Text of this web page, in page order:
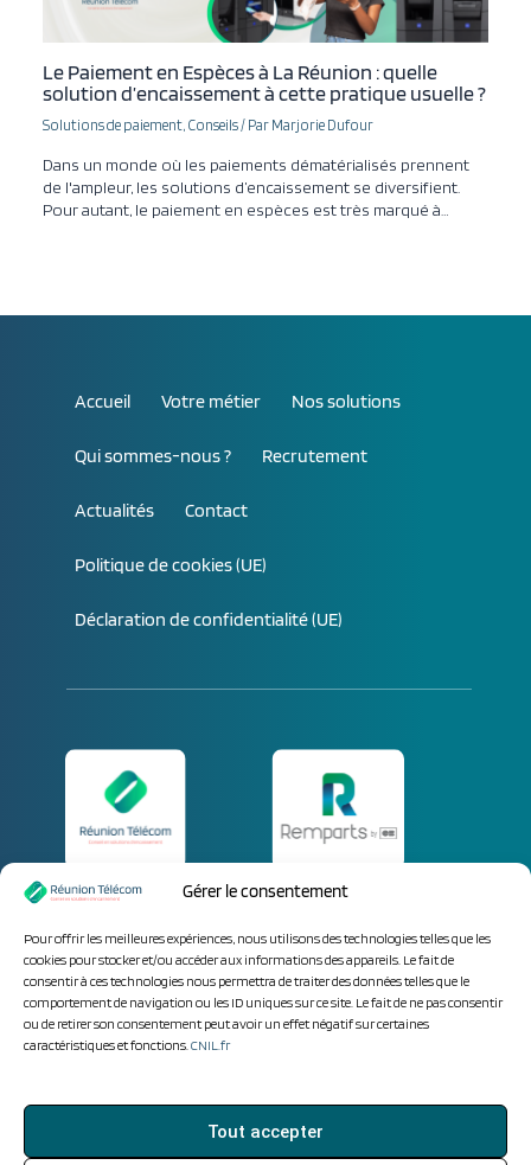
Gérer le consentement
Pour offrir les meilleures expériences, nous utilisons des technologies telles que les
cookies pour stocker et/ou accéder aux informations des appareils. Le fait de
consentir à ces technologies nous permettra de traiter des données telles que le
comportement de navigation ou les ID uniques sur ce site. Le fait de ne pas consentir
ou de retirer son consentement peut avoir un effet négatif sur certaines
caractéristiques et fonctions.CNIL.fr
Tout accepter
Le Paiement en Espèces à La Réunion : quelle
solution d’encaissement à cette pratique usuelle ?
Solutions de paiement, Conseils/ Par Marjorie Dufour
Dans un monde où les paiements dématérialisés prennent
de l'ampleur, les solutions d’encaissement se diversifient.
Pour autant, le paiement en espèces est très marqué à…
Accueil Votre métier Nos solutions
Qui sommes-nous ? Recrutement
Actualités Contact
Politique de cookies (UE)
Déclaration de confidentialité (UE)
Parlez-nous de vos
besoins.